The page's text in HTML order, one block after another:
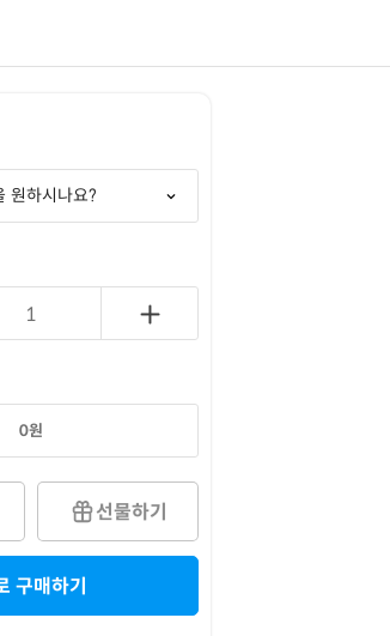
원하시나요?
0원
선물하기
구매하기